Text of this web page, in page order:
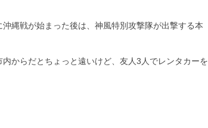
縄戦が始まった後は、神風特別攻撃隊が出撃する本
からだとちょっと遠いけど、友人3人でレンタカーを